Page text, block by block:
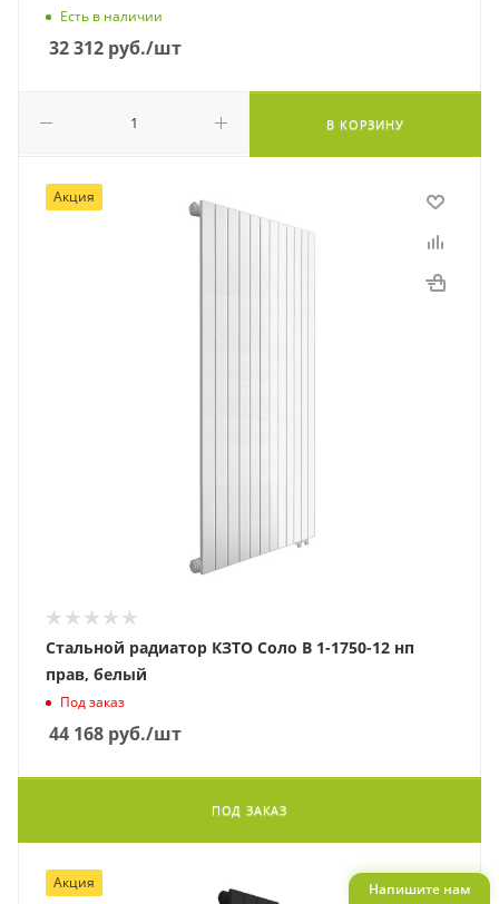
Есть в наличии
32 312 руб./шт
В КОРЗИНУ
Акция
Стальной радиатор КЗТО Соло В 1-1750-12 нп
прав, белый
Под заказ
44 168 руб./шт
ПОД ЗАКАЗ
Акция Напишите нам